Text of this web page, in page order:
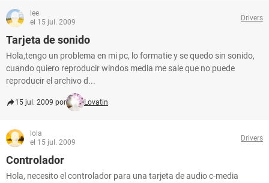
lee
el 15 jul. 2009
Drivers
Tarjeta de sonido
Hola,tengo un problema en mi pc, lo formatie y se quedo sin sonido,
cuando quiero reproducir windos media me sale que no puede
reproducir el archivo d...
15 jul. 2009 por Lovatin
lola
el 15 jul. 2009
Drivers
Controlador
Hola, necesito el controlador para una tarjeta de audio c-media